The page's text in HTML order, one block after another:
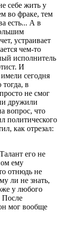
себе жить у
во фраке, тем
есть... А в
устраивает
чем-то
исполнитель
И
сегодня
в
не смог
дружили
вопрос, что
политического
как отрезал:
его не
ему
отнюдь не
ли не знать,
у любого
После
мог вообще